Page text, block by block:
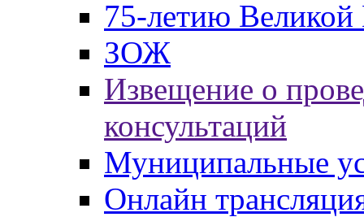
75-летию
ЗОЖ
Извещение о
консультаций
Муниципальные
Онлайн